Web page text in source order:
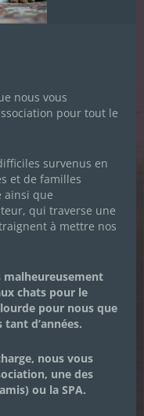
toute
des
par email les
la Politique de
nous vous
pour tout le
survenus en
et de familles
ainsi que
qui traverse une
à mettre nos
malheureusement
chats pour le
pour nous que
d’années.
nous vous
une des
ou la SPA.